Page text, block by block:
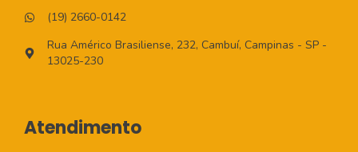
(19) 2660-0142
Rua Américo Brasiliense, 232, Cambuí, Campinas - SP -
13025-230
Atendimento